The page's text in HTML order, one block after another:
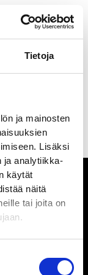
Tietoja
ja mainosten
Lisäksi
ja analytiikka-
käytät
näitä
tai joita on